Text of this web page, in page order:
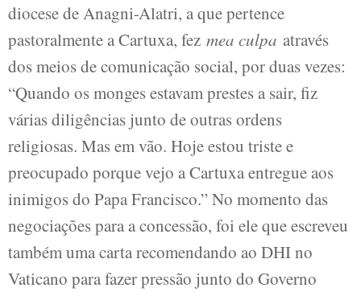
diocese de Anagni-Alatri, a que pertence
pastoralmente a Cartuxa, fez mea culpa através
dos meios de comunicação social, por duas vezes:
“Quando os monges estavam prestes a sair, fiz
várias diligências junto de outras ordens
religiosas. Mas em vão. Hoje estou triste e
preocupado porque vejo a Cartuxa entregue aos
inimigos do Papa Francisco.” No momento das
negociações para a concessão, foi ele que escreveu
também uma carta recomendando ao DHI no
Vaticano para fazer pressão junto do Governo